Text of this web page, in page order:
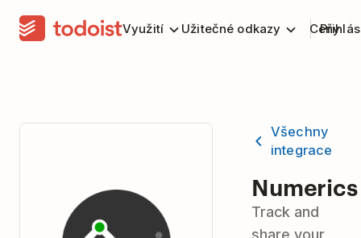
Využití Užitečné odkazy Ceny
Všechny
integrace
Numerics
Track and
share your